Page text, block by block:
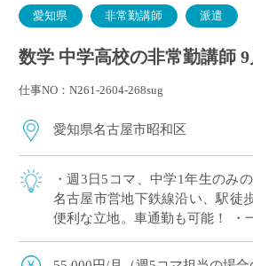
愛知県 非常勤講師 派遣
数学 中学高校の非常勤講師
仕事NO：N261-2604-268sug
愛知県名古屋市昭和区
・週3日5コマ、中学1年生のみ
名古屋市営地下鉄線沿い、駅徒
便利な立地。車通勤も可能！ ・
のみで完結の時間割なので兼務